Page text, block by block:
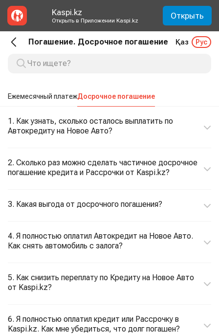
Kaspi.kz
Открыть в Приложении Kaspi.kz Открыть
Погашение. Досрочное погашение Қаз Рус
Ежемесячный платежДосрочное погашение
1. Как узнать, сколько осталось выплатить по
Автокредиту на Новое Авто?
2. Сколько раз можно сделать частичное досрочное
погашение кредита и Рассрочки от Kaspi.kz?
3. Какая выгода от досрочного погашения?
4. Я полностью оплатил Автокредит на Новое Авто.
Как снять автомобиль с залога?
5. Как снизить переплату по Кредиту на Новое Авто
от Kaspi.kz?
6. Я полностью оплатил кредит или Рассрочку в
Kaspi.kz. Как мне убедиться, что долг погашен?